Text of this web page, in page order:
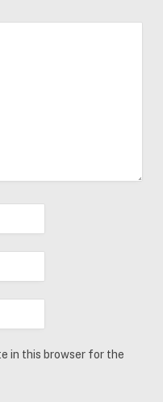
in this browser for the